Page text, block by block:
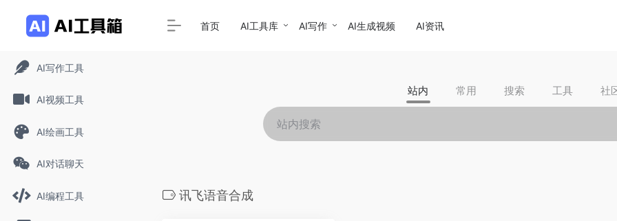
AI写作工具
AI视频工具
AI绘画工具
AI对话聊天
AI编程工具
首页 AI工具库 AI写作 AI生成视频 AI资讯
站内 常用 搜索 工具 社
讯飞语音合成